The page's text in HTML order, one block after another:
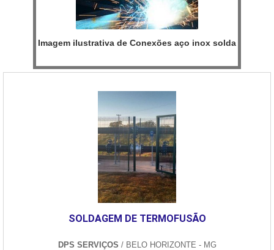
Imagem ilustrativa de Conexões aço inox solda
SOLDAGEM DE TERMOFUSÃO
DPS SERVIÇOS / BELO HORIZONTE - MG